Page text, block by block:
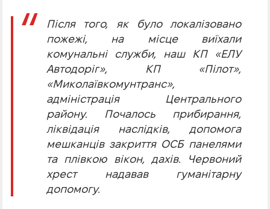
Після того, як було локалізовано
пожежі, на місце виїхали
комунальні служби, наш КП «ЕЛУ
Автодоріг», КП «Пілот»,
«Миколаївкомунтранс»,
адміністрація Центрального
району. Почалось прибирання,
ліквідація наслідків, допомога
мешканців закриття ОСБ панелями
та плівкою вікон, дахів. Червоний
хрест надавав гуманітарну
допомогу.